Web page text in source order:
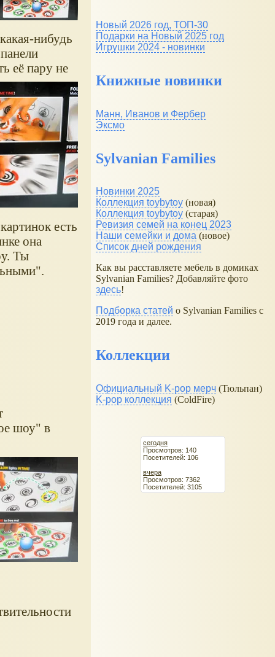
нибудь
её пару не
есть
она
Ты
шоу" в
Новый 2026 год, ТОП-30
Подарки на Новый 2025 год
Игрушки 2024 - новинки
Книжные новинки
Манн, Иванов и Фербер
Эксмо
Sylvanian Families
Новинки 2025
Коллекция toybytoy (новая)
Коллекция toybytoy (старая)
Ревизия семей на конец 2023
Наши семейки и дома (новое)
Список дней рождения
Как вы расставляете мебель в домиках
Sylvanian Families? Добавляйте фото
здесь!
Подборка статей о Sylvanian Families с
2019 года и далее.
Коллекции
Официальный K-pop мерч (Тюльпан)
K-pop коллекция (ColdFire)
сегодня
Просмотров: 140
Посетителей: 106
вчера
Просмотров: 7362
Посетителей: 3105